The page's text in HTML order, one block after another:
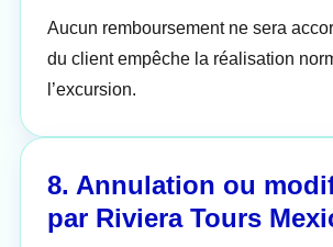
Aucun remboursement ne sera
du client empêche la réalisation
l’excursion.
8. Annulation ou
par Riviera Tours